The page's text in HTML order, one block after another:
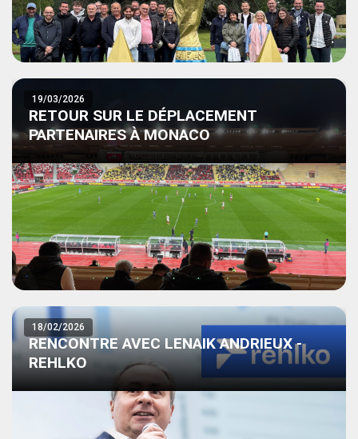
19/03/2026
RETOUR SUR LE DÉPLACEMENT
PARTENAIRES À MONACO
18/02/2026
RENCONTRE AVEC LENAIK ANDRIEUX -
REHLKO